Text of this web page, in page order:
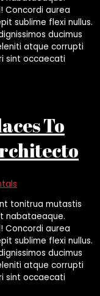
Concordi aurea
sublime flexi nullus.
ducimus
atque corrupti
sint occaecati
To
tonitrua mutastis
nabataeaque.
Concordi aurea
sublime flexi nullus.
ducimus
atque corrupti
sint occaecati